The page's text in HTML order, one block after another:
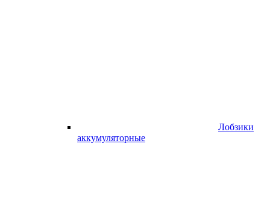
Лобзики
аккумуляторные